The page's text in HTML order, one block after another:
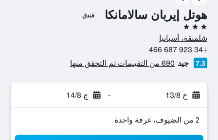
هوتل إيربان سالامانكا فندق
3 نجوم
شلمنقة، أسبانيا
+34 923 687 466
7.3 جيد 690 من التقييمات تم التحقق منها
خ 13/8 - ج 14/8
2 من الضيوف، غرفة واحدة